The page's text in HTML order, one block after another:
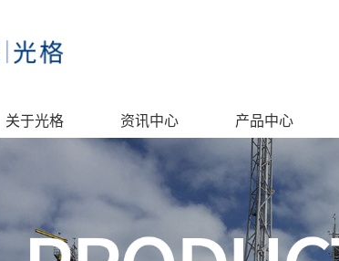
关于光格 资讯中心 产品中心